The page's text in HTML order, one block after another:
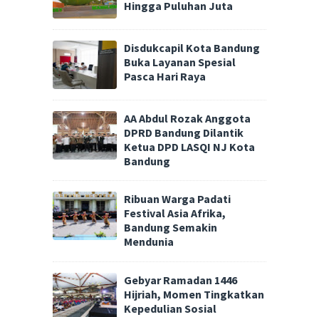
Hingga Puluhan Juta
Disdukcapil Kota Bandung
Buka Layanan Spesial
Pasca Hari Raya
AA Abdul Rozak Anggota
DPRD Bandung Dilantik
Ketua DPD LASQI NJ Kota
Bandung
Ribuan Warga Padati
Festival Asia Afrika,
Bandung Semakin
Mendunia
Gebyar Ramadan 1446
Hijriah, Momen Tingkatkan
Kepedulian Sosial